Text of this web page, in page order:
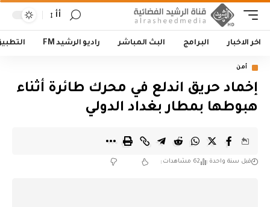
أأ
اخر الاخبار البرامج البث المباشر راديو الرشيد FM
أمن
إخماد حريق اندلع في محرك طائرة أثناء
هبوطها بمطار بغداد الدولي
قبل سنة واحدة 62 مشاهدات